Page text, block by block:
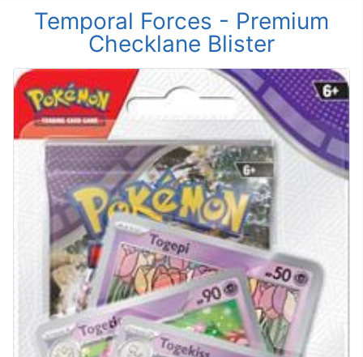
Temporal Forces - Premium
Checklane Blister